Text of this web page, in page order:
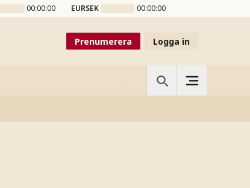
00:00:00 EURSEK 00:00:00
Prenumerera Logga in